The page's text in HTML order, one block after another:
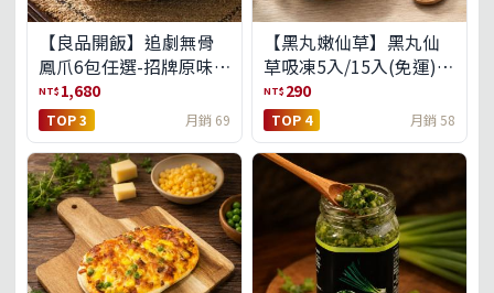
【良品開飯】追劇無骨
鳳爪6包任選-招牌原味/
濃濃蒜香/過癮麻辣(免運
組)
NT$ 1,680
TOP 3 月銷 69
【黑丸嫩仙草】黑丸仙
草吸凍5入/15入(免運)
(預購中8/14出貨)
NT$ 290
TOP 4 月銷 58